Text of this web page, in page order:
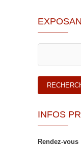
INFOS
Rendez-vous